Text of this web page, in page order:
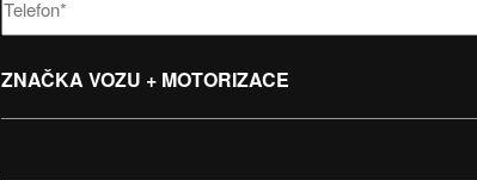
ZNAČKA VOZU + MOTORIZACE